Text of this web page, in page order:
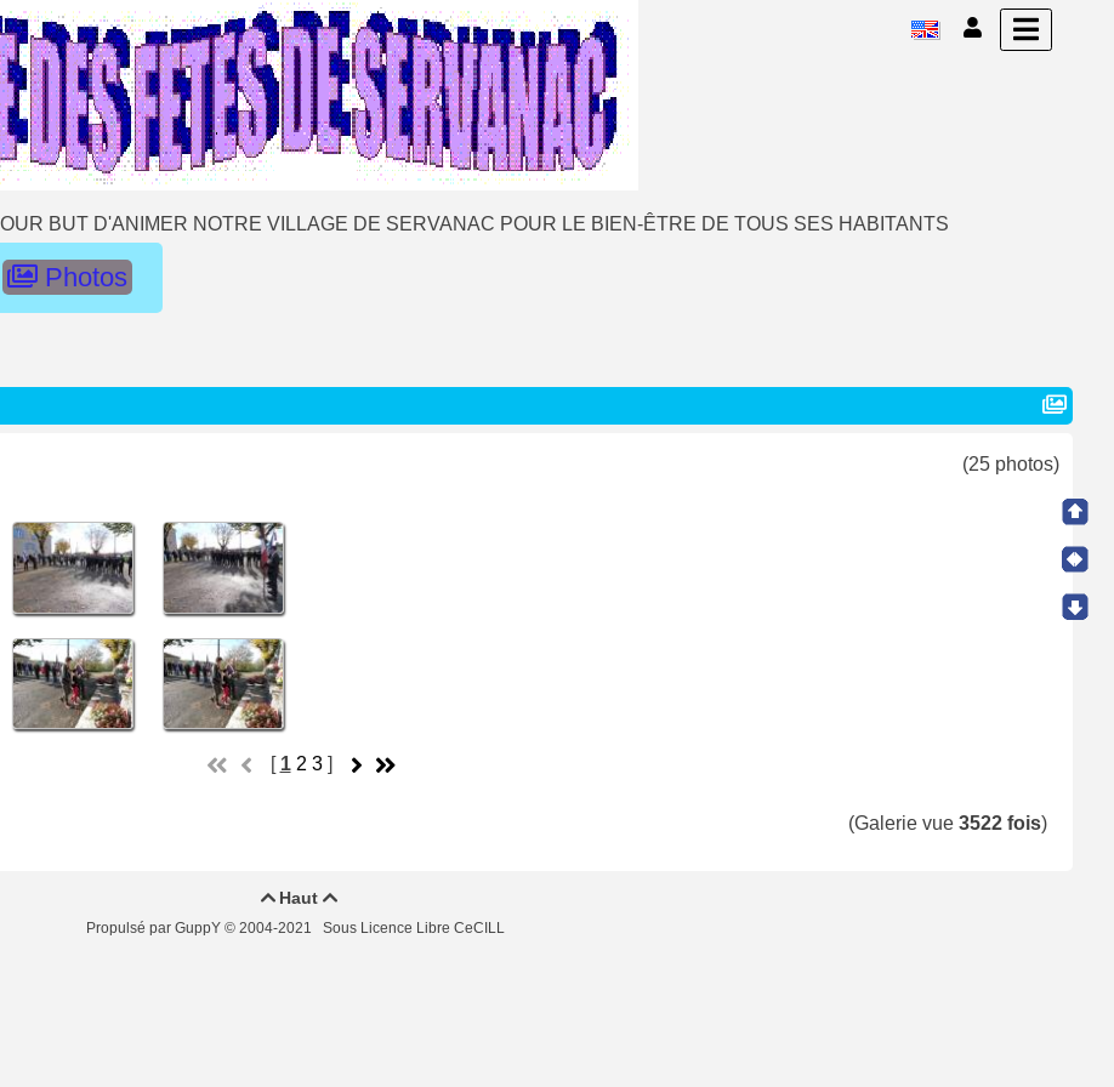
BUT D'ANIMER NOTRE VILLAGE DE SERVANAC POUR LE BIEN-ÊTRE DE TOUS SES HABITANTS
Photos
(25 photos)
[ 1 2 3]
(Galerie vue 3522 fois)
Haut 
Propulsé par GuppY © 2004-2021 Sous Licence Libre CeCILL